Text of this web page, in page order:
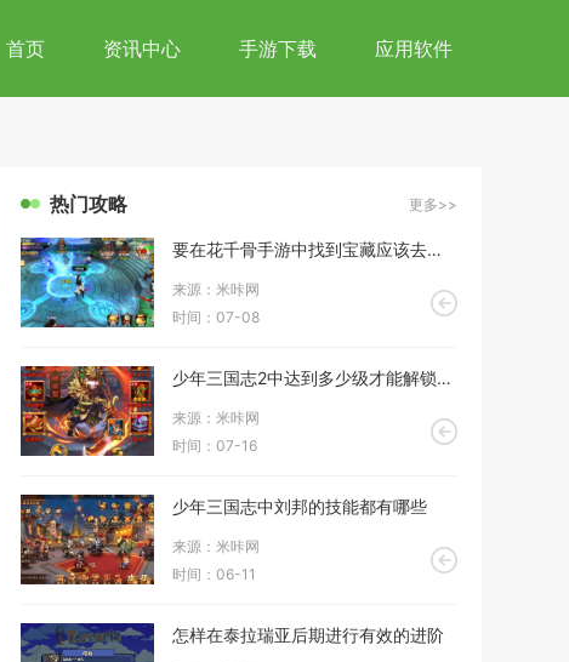
首页 资讯中心 手游下载 应用软件
热门攻略 更多>>
要在花千骨手游中找到宝藏应该去哪里
来源：米咔网
时间：07-08
少年三国志2中达到多少级才能解锁图腾
来源：米咔网
时间：07-16
少年三国志中刘邦的技能都有哪些
来源：米咔网
时间：06-11
怎样在泰拉瑞亚后期进行有效的进阶